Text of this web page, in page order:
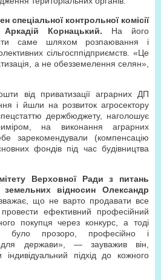
спеціальної контрольної комісії
Корнацький. На його
саме шляхом розпаювання і
сільгосппідприємств. «Це
а не обезземелення селян»,
від приватизації аграрних ДП
і йшли на розвиток агросектору
держбюджету, наголошує
на виконання аграрних
зарекомендували (компенсацію
фондів під час будівництва
Верховної Ради з питань
земельних відносин Олександр
що не варто продавати все
ефективний професійний
покупця через конкурс, а тоді
було прозоро, професійно і
для держави», — зауважив він,
підхід до кожного